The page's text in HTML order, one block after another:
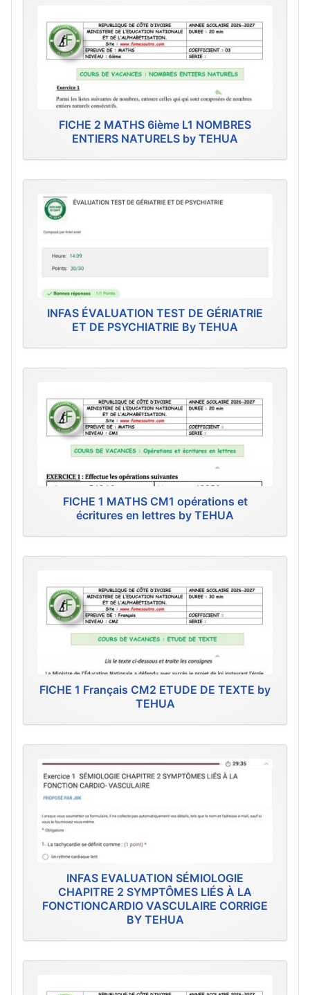
FICHE 2 MATHS 6ième L1 NOMBRES
ENTIERS NATURELS by TEHUA
INFAS ÉVALUATION TEST DE GÉRIATRIE
ET DE PSYCHIATRIE By TEHUA
FICHE 1 MATHS CM1 opérations et
écritures en lettres by TEHUA
FICHE 1 Français CM2 ETUDE DE TEXTE by
TEHUA
INFAS EVALUATION SÉMIOLOGIE
CHAPITRE 2 SYMPTÔMES LIÉS À LA
FONCTIONCARDIO VASCULAIRE CORRIGE
BY TEHUA